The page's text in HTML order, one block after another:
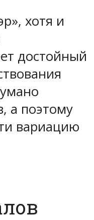
хотя и
достойный
а поэтому
вариацию